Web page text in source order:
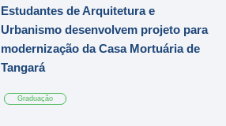
Estudantes de Arquitetura e
Urbanismo desenvolvem projeto para
modernização da Casa Mortuária de
Tangará
Graduação